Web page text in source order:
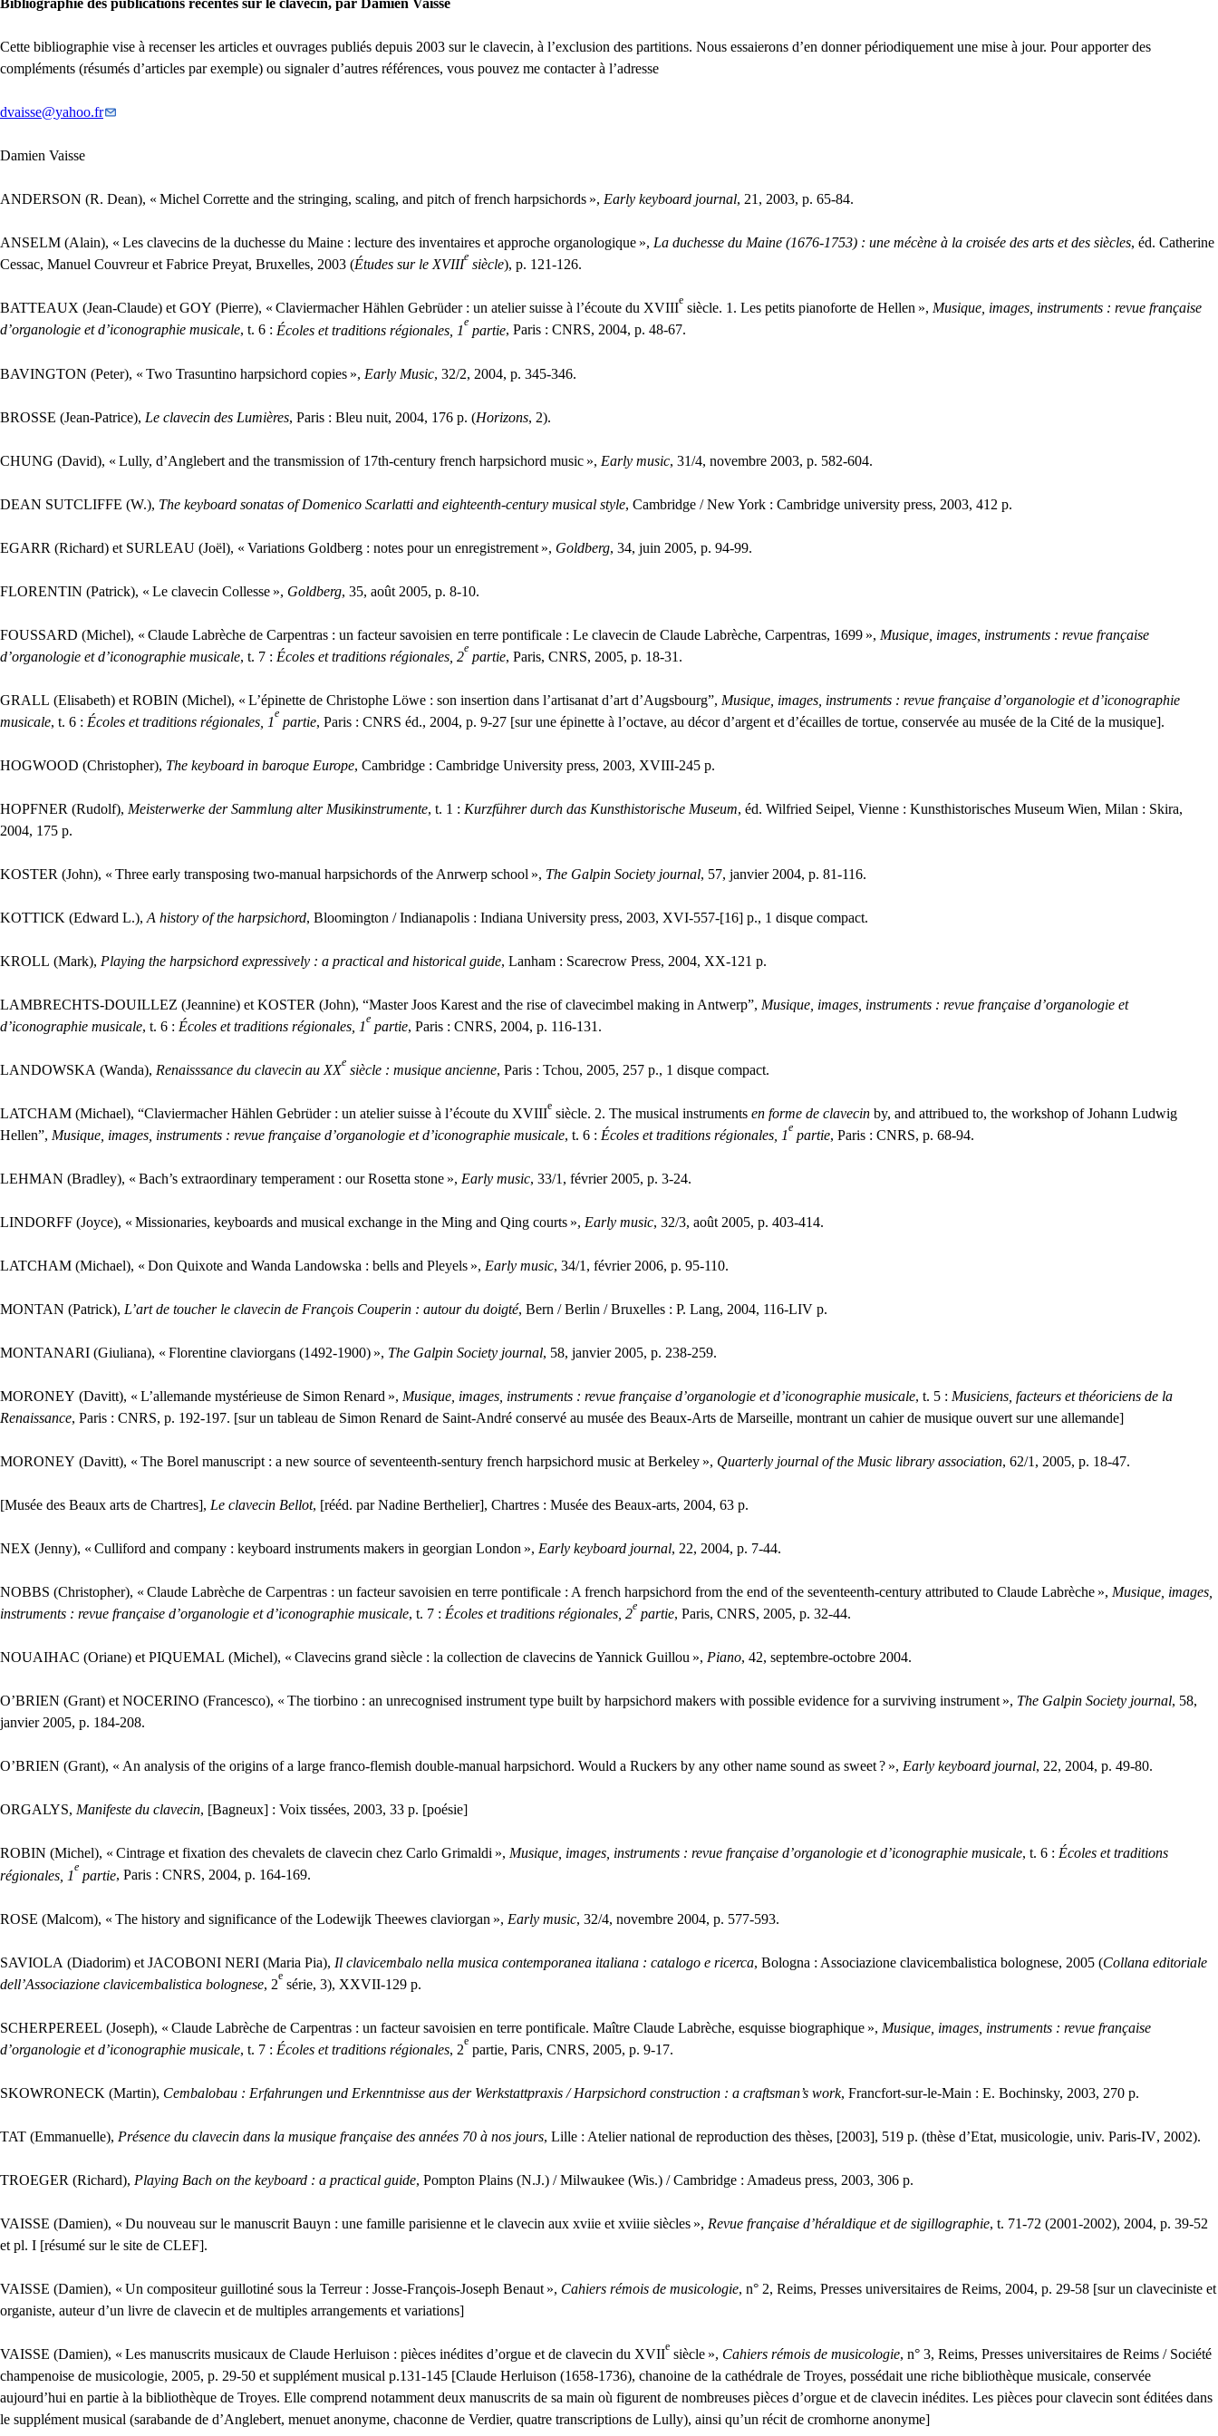
Bibliographie des publications récentes sur le clavecin, par Damien Vaisse
Cette bibliographie vise à recenser les articles et ouvrages publiés depuis 2003 sur le clavecin, à l’exclusion des partitions. Nous essaierons d’en donner périodiquement une mise à jour. Pour apporter des
compléments (résumés d’articles par exemple) ou signaler d’autres références, vous pouvez me contacter à l’adresse
dvaisse@yahoo.fr
Damien Vaisse
ANDERSON (R. Dean), « Michel Corrette and the stringing, scaling, and pitch of french harpsichords », Early keyboard journal, 21, 2003, p. 65-84.
ANSELM (Alain), « Les clavecins de la duchesse du Maine : lecture des inventaires et approche organologique », La duchesse du Maine (1676-1753) : une mécène à la croisée des arts et des siècles, éd. Catherine
Cessac, Manuel Couvreur et Fabrice Preyat, Bruxelles, 2003 (Études sur le XVIII
e
siècle), p. 121-126.
BATTEAUX (Jean-Claude) et GOY (Pierre), « Claviermacher Hählen Gebrüder : un atelier suisse à l’écoute du XVIII
e
siècle. 1. Les petits pianoforte de Hellen », Musique, images, instruments : revue française
d’organologie et d’iconographie musicale, t. 6 : Écoles et traditions régionales, 1
e
partie, Paris : CNRS, 2004, p. 48-67.
BAVINGTON (Peter), « Two Trasuntino harpsichord copies », Early Music, 32/2, 2004, p. 345-346.
BROSSE (Jean-Patrice), Le clavecin des Lumières, Paris : Bleu nuit, 2004, 176 p. (Horizons, 2).
CHUNG (David), « Lully, d’Anglebert and the transmission of 17th-century french harpsichord music », Early music, 31/4, novembre 2003, p. 582-604.
DEAN SUTCLIFFE (W.), The keyboard sonatas of Domenico Scarlatti and eighteenth-century musical style, Cambridge / New York : Cambridge university press, 2003, 412 p.
EGARR (Richard) et SURLEAU (Joël), « Variations Goldberg : notes pour un enregistrement », Goldberg, 34, juin 2005, p. 94-99.
FLORENTIN (Patrick), « Le clavecin Collesse », Goldberg, 35, août 2005, p. 8-10.
FOUSSARD (Michel), « Claude Labrèche de Carpentras : un facteur savoisien en terre pontificale : Le clavecin de Claude Labrèche, Carpentras, 1699 », Musique, images, instruments : revue française
d’organologie et d’iconographie musicale, t. 7 : Écoles et traditions régionales, 2
e
partie, Paris, CNRS, 2005, p. 18-31.
GRALL (Elisabeth) et ROBIN (Michel), « L’épinette de Christophe Löwe : son insertion dans l’artisanat d’art d’Augsbourg”, Musique, images, instruments : revue française d’organologie et d’iconographie
musicale, t. 6 : Écoles et traditions régionales, 1
e
partie, Paris : CNRS éd., 2004, p. 9-27 [sur une épinette à l’octave, au décor d’argent et d’écailles de tortue, conservée au musée de la Cité de la musique].
HOGWOOD (Christopher), The keyboard in baroque Europe, Cambridge : Cambridge University press, 2003, XVIII-245 p.
HOPFNER (Rudolf), Meisterwerke der Sammlung alter Musikinstrumente, t. 1 : Kurzführer durch das Kunsthistorische Museum, éd. Wilfried Seipel, Vienne : Kunsthistorisches Museum Wien, Milan : Skira,
2004, 175 p.
KOSTER (John), « Three early transposing two-manual harpsichords of the Anrwerp school », The Galpin Society journal, 57, janvier 2004, p. 81-116.
KOTTICK (Edward L.), A history of the harpsichord, Bloomington / Indianapolis : Indiana University press, 2003, XVI-557-[16] p., 1 disque compact.
KROLL (Mark), Playing the harpsichord expressively : a practical and historical guide, Lanham : Scarecrow Press, 2004, XX-121 p.
LAMBRECHTS-DOUILLEZ (Jeannine) et KOSTER (John), “Master Joos Karest and the rise of clavecimbel making in Antwerp”, Musique, images, instruments : revue française d’organologie et
d’iconographie musicale, t. 6 : Écoles et traditions régionales, 1
e
partie, Paris : CNRS, 2004, p. 116-131.
LANDOWSKA (Wanda), Renaisssance du clavecin au XX
e
siècle : musique ancienne, Paris : Tchou, 2005, 257 p., 1 disque compact.
LATCHAM (Michael), “Claviermacher Hählen Gebrüder : un atelier suisse à l’écoute du XVIII
e
siècle. 2. The musical instruments en forme de clavecin by, and attribued to, the workshop of Johann Ludwig
Hellen”, Musique, images, instruments : revue française d’organologie et d’iconographie musicale, t. 6 : Écoles et traditions régionales, 1
e
partie, Paris : CNRS, p. 68-94.
LEHMAN (Bradley), « Bach’s extraordinary temperament : our Rosetta stone », Early music, 33/1, février 2005, p. 3-24.
LINDORFF (Joyce), « Missionaries, keyboards and musical exchange in the Ming and Qing courts », Early music, 32/3, août 2005, p. 403-414.
LATCHAM (Michael), « Don Quixote and Wanda Landowska : bells and Pleyels », Early music, 34/1, février 2006, p. 95-110.
MONTAN (Patrick), L’art de toucher le clavecin de François Couperin : autour du doigté, Bern / Berlin / Bruxelles : P. Lang, 2004, 116-LIV p.
MONTANARI (Giuliana), « Florentine claviorgans (1492-1900) », The Galpin Society journal, 58, janvier 2005, p. 238-259.
MORONEY (Davitt), « L’allemande mystérieuse de Simon Renard », Musique, images, instruments : revue française d’organologie et d’iconographie musicale, t. 5 : Musiciens, facteurs et théoriciens de la
Renaissance, Paris : CNRS, p. 192-197. [sur un tableau de Simon Renard de Saint-André conservé au musée des Beaux-Arts de Marseille, montrant un cahier de musique ouvert sur une allemande]
MORONEY (Davitt), « The Borel manuscript : a new source of seventeenth-sentury french harpsichord music at Berkeley », Quarterly journal of the Music library association, 62/1, 2005, p. 18-47.
[Musée des Beaux arts de Chartres], Le clavecin Bellot, [rééd. par Nadine Berthelier], Chartres : Musée des Beaux-arts, 2004, 63 p.
NEX (Jenny), « Culliford and company : keyboard instruments makers in georgian London », Early keyboard journal, 22, 2004, p. 7-44.
NOBBS (Christopher), « Claude Labrèche de Carpentras : un facteur savoisien en terre pontificale : A french harpsichord from the end of the seventeenth-century attributed to Claude Labrèche », Musique, images,
instruments : revue française d’organologie et d’iconographie musicale, t. 7 : Écoles et traditions régionales, 2
e
partie, Paris, CNRS, 2005, p. 32-44.
NOUAIHAC (Oriane) et PIQUEMAL (Michel), « Clavecins grand siècle : la collection de clavecins de Yannick Guillou », Piano, 42, septembre-octobre 2004.
O’BRIEN (Grant) et NOCERINO (Francesco), « The tiorbino : an unrecognised instrument type built by harpsichord makers with possible evidence for a surviving instrument », The Galpin Society journal, 58,
janvier 2005, p. 184-208.
O’BRIEN (Grant), « An analysis of the origins of a large franco-flemish double-manual harpsichord. Would a Ruckers by any other name sound as sweet? », Early keyboard journal, 22, 2004, p. 49-80.
ORGALYS, Manifeste du clavecin, [Bagneux] : Voix tissées, 2003, 33 p. [poésie]
ROBIN (Michel), « Cintrage et fixation des chevalets de clavecin chez Carlo Grimaldi », Musique, images, instruments : revue française d’organologie et d’iconographie musicale, t. 6 : Écoles et traditions
régionales, 1
e
partie, Paris : CNRS, 2004, p. 164-169.
ROSE (Malcom), « The history and significance of the Lodewijk Theewes claviorgan », Early music, 32/4, novembre 2004, p. 577-593.
SAVIOLA (Diadorim) et JACOBONI NERI (Maria Pia), Il clavicembalo nella musica contemporanea italiana : catalogo e ricerca, Bologna : Associazione clavicembalistica bolognese, 2005 (Collana editoriale
dell’Associazione clavicembalistica bolognese, 2
e
série, 3), XXVII-129 p.
SCHERPEREEL (Joseph), « Claude Labrèche de Carpentras : un facteur savoisien en terre pontificale. Maître Claude Labrèche, esquisse biographique », Musique, images, instruments : revue française
d’organologie et d’iconographie musicale, t. 7 : Écoles et traditions régionales, 2
e
partie, Paris, CNRS, 2005, p. 9-17.
SKOWRONECK (Martin), Cembalobau : Erfahrungen und Erkenntnisse aus der Werkstattpraxis / Harpsichord construction : a craftsman’s work, Francfort-sur-le-Main : E. Bochinsky, 2003, 270 p.
TAT (Emmanuelle), Présence du clavecin dans la musique française des années 70 à nos jours, Lille : Atelier national de reproduction des thèses, [2003], 519 p. (thèse d’Etat, musicologie, univ. Paris-IV, 2002).
TROEGER (Richard), Playing Bach on the keyboard : a practical guide, Pompton Plains (N.J.) / Milwaukee (Wis.) / Cambridge : Amadeus press, 2003, 306 p.
VAISSE (Damien), « Du nouveau sur le manuscrit Bauyn : une famille parisienne et le clavecin aux xviie et xviiie siècles », Revue française d’héraldique et de sigillographie, t. 71-72 (2001-2002), 2004, p. 39-52
et pl. I [résumé sur le site de CLEF].
VAISSE (Damien), « Un compositeur guillotiné sous la Terreur : Josse-François-Joseph Benaut », Cahiers rémois de musicologie, n° 2, Reims, Presses universitaires de Reims, 2004, p. 29-58 [sur un claveciniste et
organiste, auteur d’un livre de clavecin et de multiples arrangements et variations]
VAISSE (Damien), « Les manuscrits musicaux de Claude Herluison : pièces inédites d’orgue et de clavecin du XVII
e
siècle », Cahiers rémois de musicologie, n° 3, Reims, Presses universitaires de Reims / Société
champenoise de musicologie, 2005, p. 29-50 et supplément musical p.131-145 [Claude Herluison (1658-1736), chanoine de la cathédrale de Troyes, possédait une riche bibliothèque musicale, conservée
aujourd’hui en partie à la bibliothèque de Troyes. Elle comprend notamment deux manuscrits de sa main où figurent de nombreuses pièces d’orgue et de clavecin inédites. Les pièces pour clavecin sont éditées dans
le supplément musical (sarabande de d’Anglebert, menuet anonyme, chaconne de Verdier, quatre transcriptions de Lully), ainsi qu’un récit de cromhorne anonyme]